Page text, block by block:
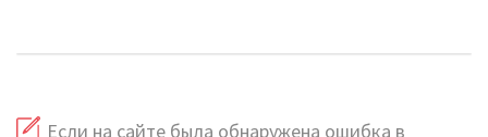
Если на сайте была обнаружена ошибка в